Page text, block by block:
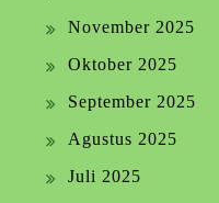
November 2025
Oktober 2025
September 2025
Agustus 2025
Juli 2025